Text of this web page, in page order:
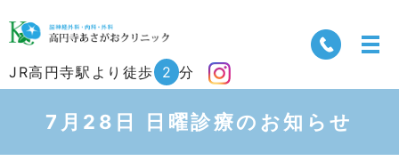
JR高円寺駅より徒歩 2 分
7月28日 日曜診療のお知らせ